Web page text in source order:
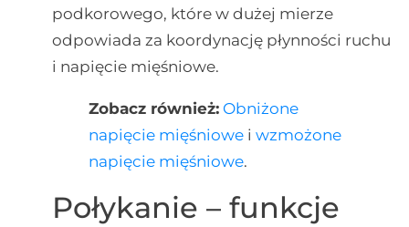
podkorowego, które w dużej mierze
odpowiada za koordynację płynności ruchu
i napięcie mięśniowe.
Zobacz również: Obniżone
napięcie mięśniowei wzmożone
napięcie mięśniowe.
Połykanie – funkcje